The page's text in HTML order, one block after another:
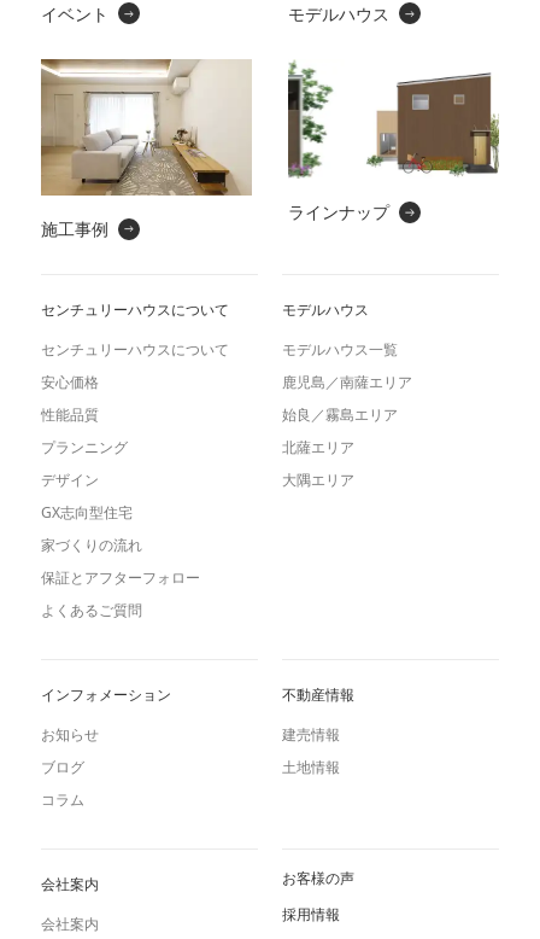
イベント モデルハウス
施工事例
ラインナップ
センチュリーハウスについて
センチュリーハウスについて
安心価格
性能品質
プランニング
デザイン
GX志向型住宅
家づくりの流れ
保証とアフターフォロー
よくあるご質問
モデルハウス
モデルハウス一覧
鹿児島／南薩エリア
始良／霧島エリア
北薩エリア
大隅エリア
インフォメーション
お知らせ
ブログ
コラム
不動産情報
建売情報
土地情報
会社案内
会社案内
お客様の声
採用情報